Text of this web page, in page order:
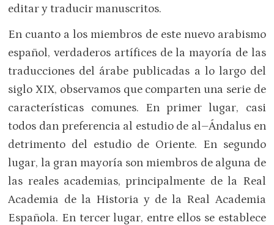
editar y traducir manuscritos.
En cuanto a los miembros de este nuevo arabismo
español, verdaderos artífices de la mayoría de las
traducciones del árabe publicadas a lo largo del
siglo XIX, observamos que comparten una serie de
características comunes. En primer lugar, casi
todos dan preferencia al estudio de al–Ándalus en
detrimento del estudio de Oriente. En segundo
lugar, la gran mayoría son miembros de alguna de
las reales academias, principalmente de la Real
Academia de la Historia y de la Real Academia
Española. En tercer lugar, entre ellos se establece